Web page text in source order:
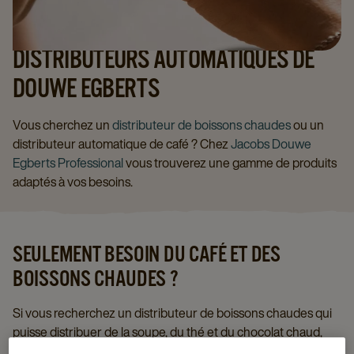
DISTRIBUTEURS AUTOMATIQUES DE
DOUWE EGBERTS
Vous cherchez undistributeur de boissons chaudesou un
distributeur automatique de café ? ChezJacobs Douwe
Egberts Professionalvous trouverez une gamme de produits
adaptés à vos besoins.
SEULEMENT BESOIN DU CAFÉ ET DES
BOISSONS CHAUDES ?
Si vous recherchez un distributeur de boissons chaudes qui
puisse distribuer de la soupe, du thé et du chocolat chaud,